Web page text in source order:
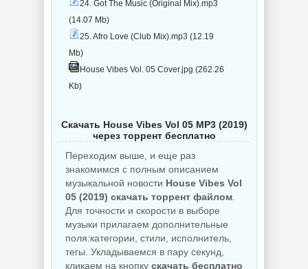
24. Got The Music (Original Mix).mp3
(14.07 Mb)
25. Afro Love (Club Mix).mp3 (12.19
Mb)
House Vibes Vol. 05 Cover.jpg (262.26
Kb)
Скачать House Vibes Vol 05 MP3 (2019)
через торрент бесплатно
Переходим выше, и еще раз
знакомимся с полным описанием
музыкальной новости House Vibes Vol
05 (2019) скачать торрент файлом
Для точности и скорости в выборе
музыки прилагаем дополнительные
поля:категории, стили, исполнитель,
тегы. Укладываемся в пару секунд,
кликаем на кнопку скачать бесплатно